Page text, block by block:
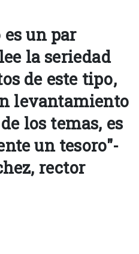
es un par
la seriedad
de este tipo,
levantamiento
los temas, es
un tesoro"-
rector